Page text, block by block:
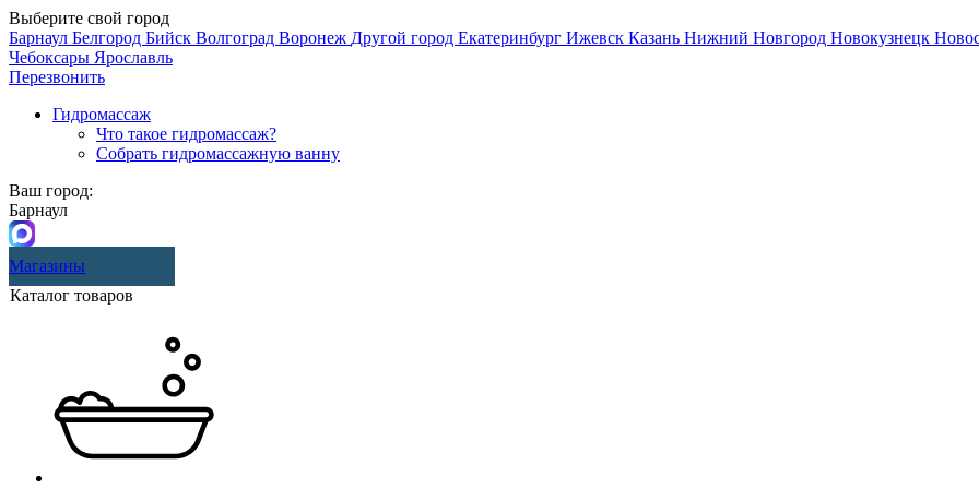
Выберите свой город
Барнаул Белгород Бийск Волгоград Воронеж Другой город Екатеринбург Ижевск Казань Нижний Новгород Новокузнецк
Чебоксары Ярославль
Перезвонить
Гидромассаж
Что такое гидромассаж?
Собрать гидромассажную ванну
Ваш город:
Барнаул
Магазины
Каталог товаров